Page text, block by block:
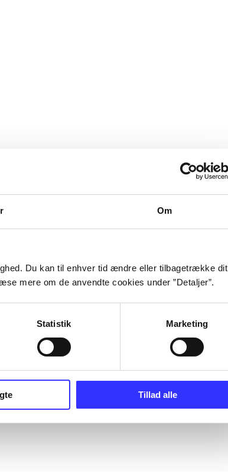
Om
Du kan til enhver tid ændre eller tilbagetrække dit
mere om de anvendte cookies under ”Detaljer”.
Statistik Marketing
Tillad alle